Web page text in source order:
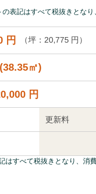
表記はすべて税抜きとなり
円 （坪：20,775 円）
(38.35㎡)
円
更新料
はすべて税抜きとなり、消